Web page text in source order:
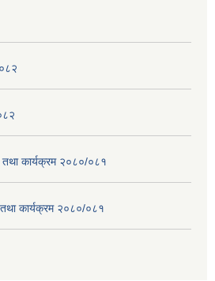
कार्यक्रम २०८०/०८१
तथा कार्यक्रम २०८०/०८१